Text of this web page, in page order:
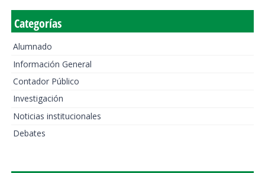
Categorías
Alumnado
Información General
Contador Público
Investigación
Noticias institucionales
Debates